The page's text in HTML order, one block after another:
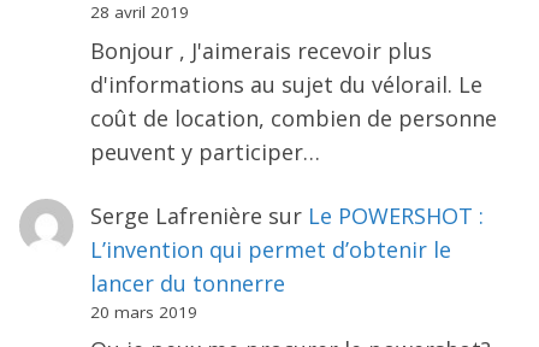
28 avril 2019
Bonjour , J'aimerais recevoir plus
d'informations au sujet du vélorail. Le
coût de location, combien de personne
peuvent y participer…
Serge Lafrenière sur Le POWERSHOT :
L’invention qui permet d’obtenir le
lancer du tonnerre
20 mars 2019